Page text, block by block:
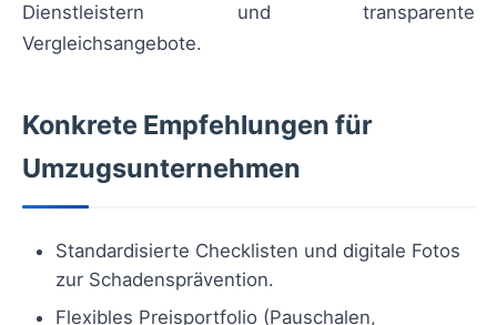
Dienstleistern und transparente
Vergleichsangebote.
Konkrete Empfehlungen für
Umzugsunternehmen
Standardisierte Checklisten und digitale Fotos
zur Schadensprävention.
Flexibles Preisportfolio (Pauschalen,